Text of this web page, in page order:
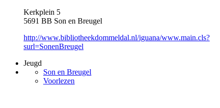
Kerkplein 5
5691 BB Son en Breugel
http://www.bibliotheekdommeldal.nl/iguana/www.main.cls?
surl=SonenBreugel
Jeugd
Son en Breugel
Voorlezen